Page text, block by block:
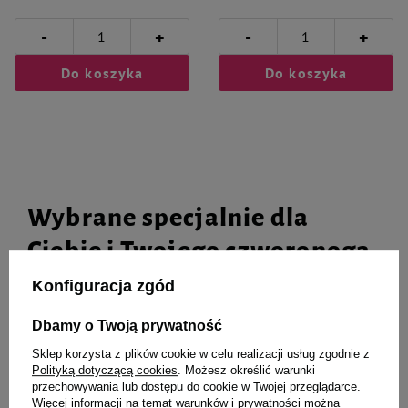
- +
Do koszyka
- +
Do koszyka
Wybrane specjalnie dla
Ciebie i Twojego czworonoga
Karma mokra dla szczeniąt i suk
laktujących Dolina Noteci
Premium Starter 185 g
Noteci Premium bogata w
królika z żurawiną puszka 800 g
Konfiguracja zgód
Dbamy o Twoją prywatność
Sklep korzysta z plików cookie w celu realizacji usług zgodnie z
Polityką dotyczącą cookies. Możesz określić warunki
przechowywania lub dostępu do cookie w Twojej przeglądarce.
Więcej informacji na temat warunków i prywatności można